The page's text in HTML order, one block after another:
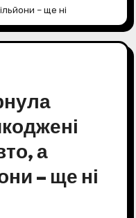
– ще ні
а
– ще ні